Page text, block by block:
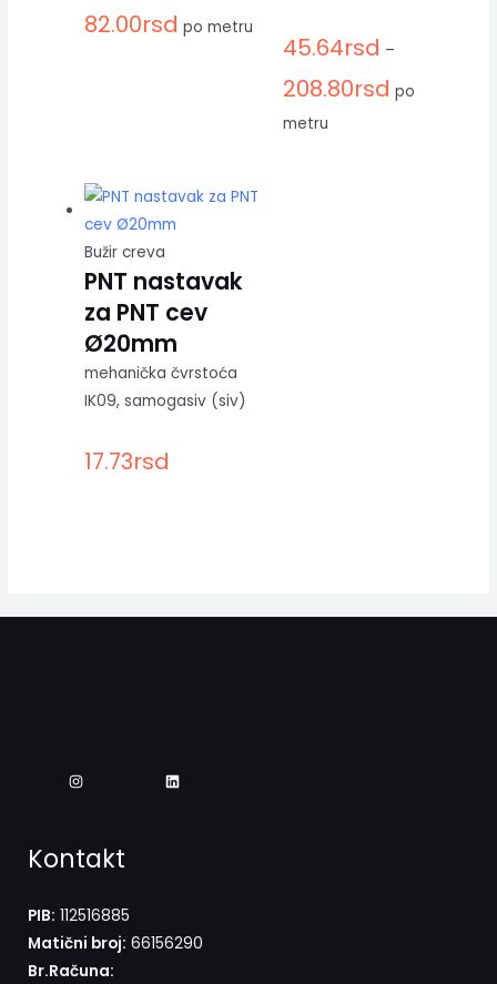
82.00rsd po metru
45.64rsd –
208.80rsd po
metru
Bužir creva
PNT nastavak
za PNT cev
Ø20mm
mehanička čvrstoća
IK09, samogasiv (siv)
17.73rsd
Kontakt
PIB: 112516885
Matični broj: 66156290
Br.Računa: